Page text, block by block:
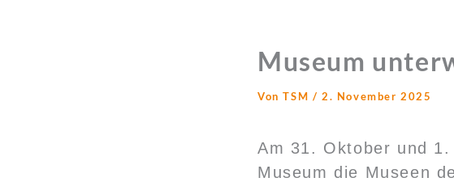
Museum
VonTSM /2. November 2025
Am 31. Oktober und
Museum die Museen